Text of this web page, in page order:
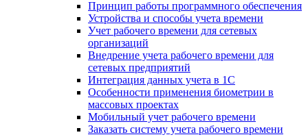
Принцип работы программного обеспечения
Устройства и способы учета времени
Учет рабочего времени для сетевых
организаций
Внедрение учета рабочего времени для
сетевых предприятий
Интеграция данных учета в 1С
Особенности применения биометрии в
массовых проектах
Мобильный учет рабочего времени
Заказать систему учета рабочего времени